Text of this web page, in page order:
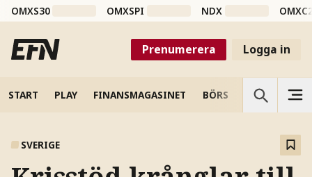
OMXS30 OMXSPI NDX
Prenumerera Logga in
START PLAY FINANSMAGASINET BÖRS VETENSKAP
SVERIGE